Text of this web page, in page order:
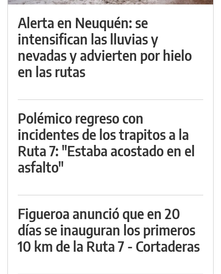
Alerta en Neuquén: se
intensifican las lluvias y
nevadas y advierten por hielo
en las rutas
Polémico regreso con
incidentes de los trapitos a la
Ruta 7: "Estaba acostado en el
asfalto"
Figueroa anunció que en 20
días se inauguran los primeros
10 km de la Ruta 7 - Cortaderas